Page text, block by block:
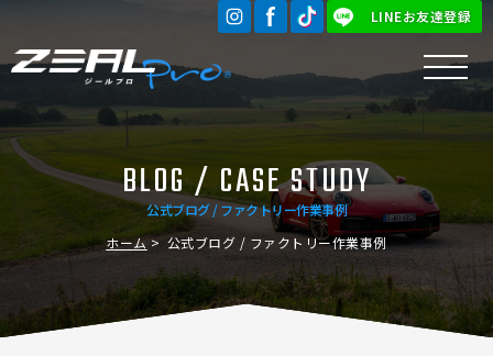
LINEお友達登録
公式ブログ / ファクトリー作業事例
BLOG / CASE STUDY
ホーム 公式ブログ / ファクトリー作業事例